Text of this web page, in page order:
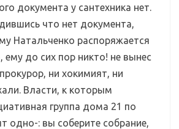
документа у сантехника нет.
что нет документа,
Натальченко распоряжается
до сих пор никто! не вынес
ни хокимият, ни
Власти, к которым
группа дома 21 по
одно-: вы соберите собрание,